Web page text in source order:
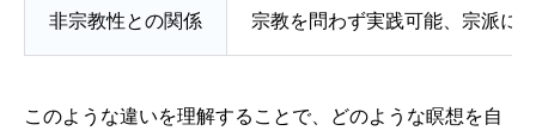
非宗教性との関係 宗教を問わず実践可能、宗派に
このような違いを理解することで、どのような瞑想を自